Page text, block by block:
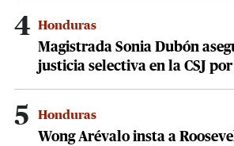
4 Honduras
Magistrada Sonia Dubón
justicia selectiva en la CSJ por
5 Honduras
Wong Arévalo insta a